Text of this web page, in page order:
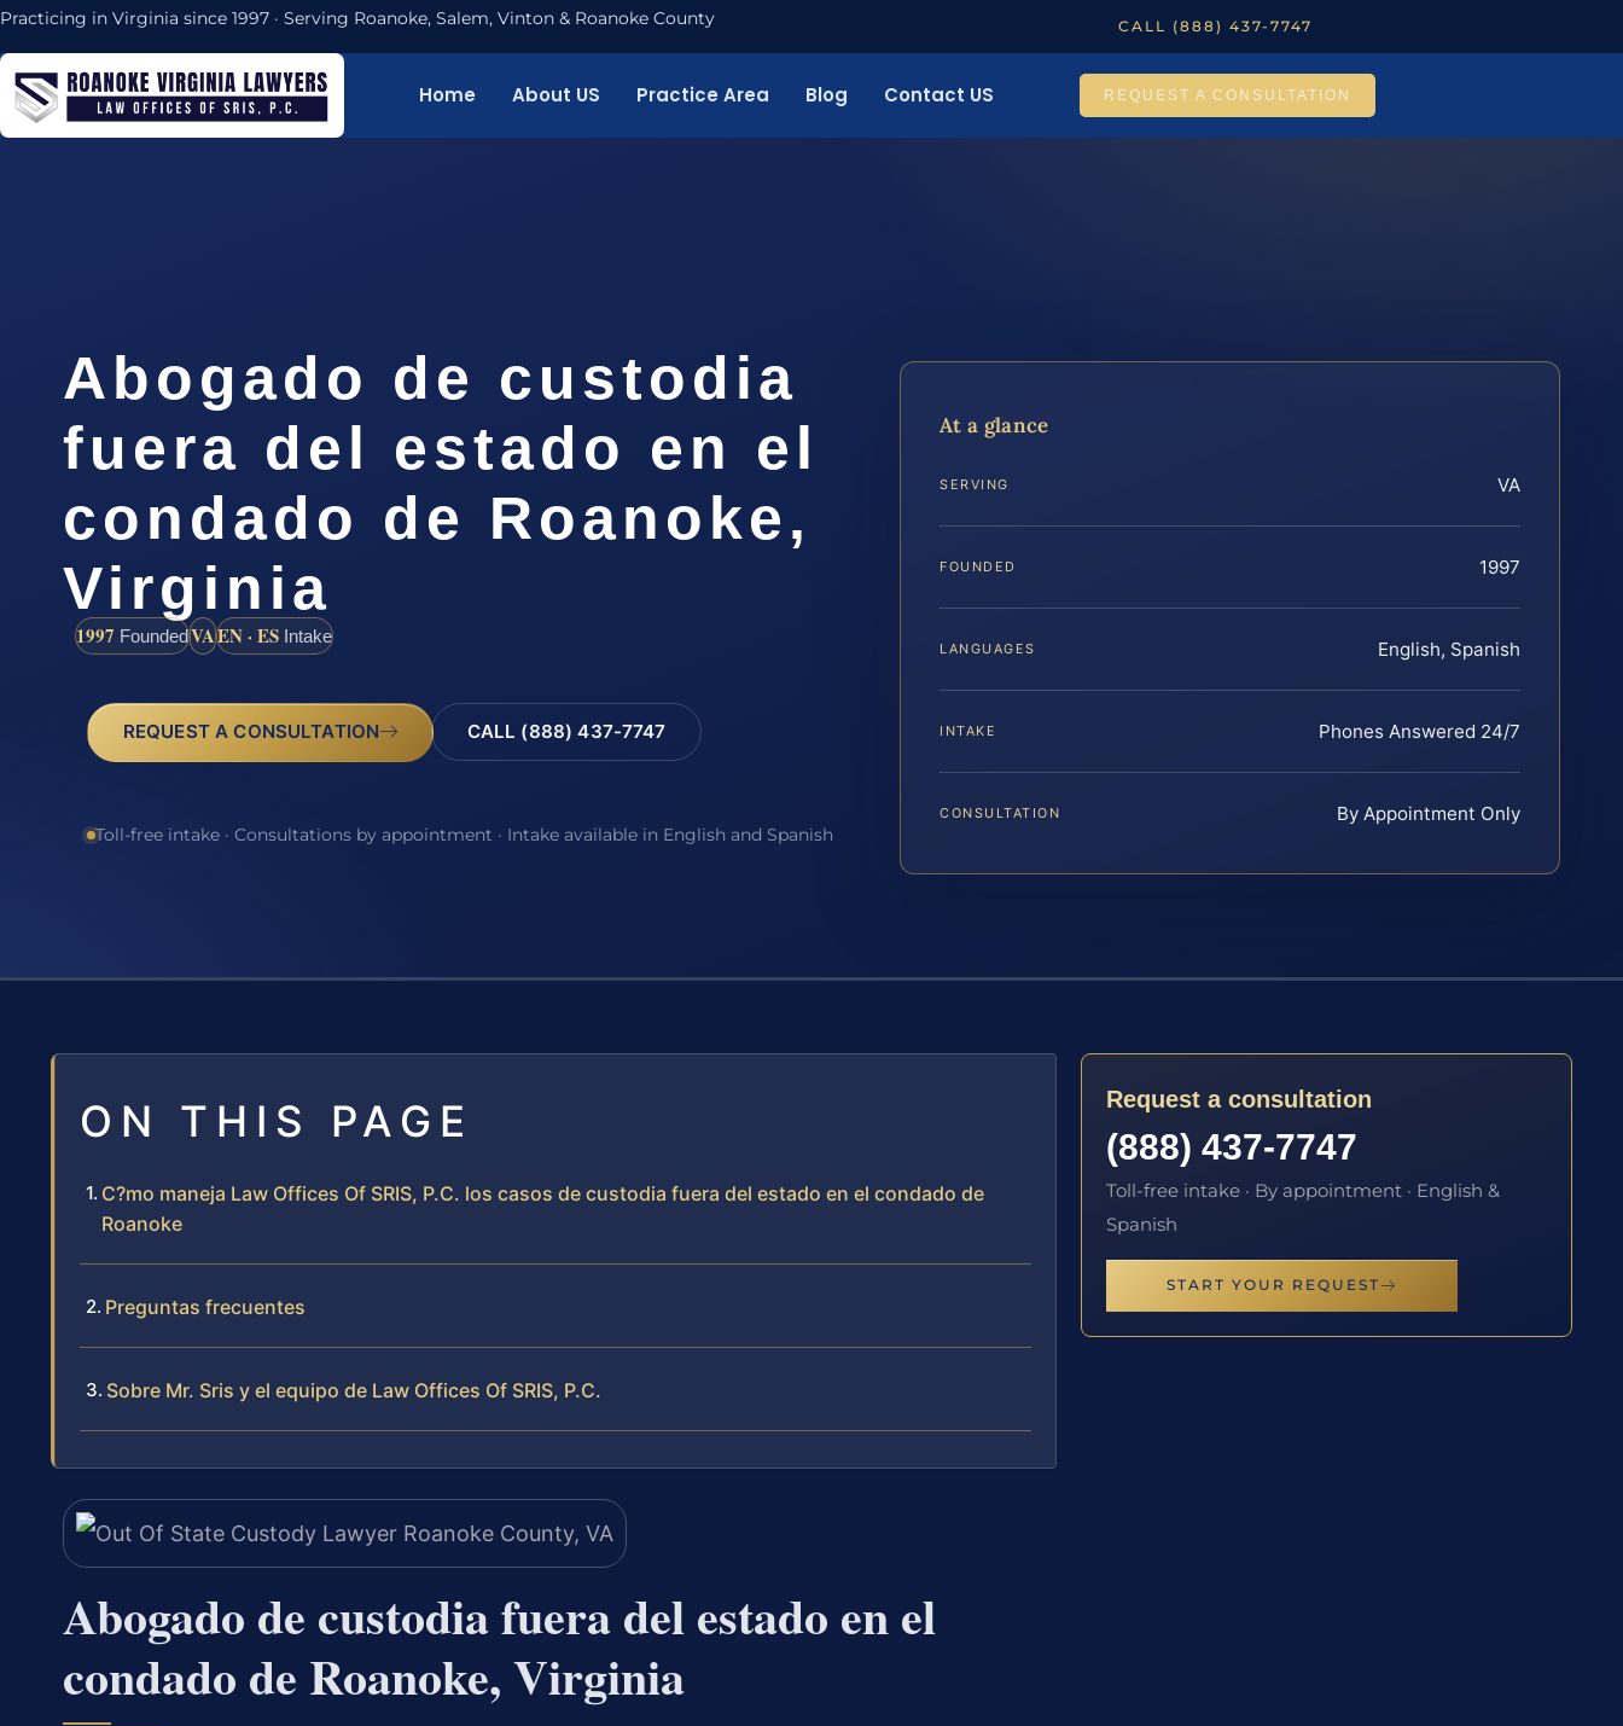
Practicing in Virginia since 1997 · Serving Roanoke, Salem, Vinton & Roanoke County CALL (888) 437-7747
Home About US Practice Area Blog Contact US REQUEST A CONSULTATION
Abogado de custodia
fuera del estado en el
condado de Roanoke,
Virginia
1997 FoundedVAEN · ES Intake
REQUEST A CONSULTATION CALL (888) 437-7747
Toll-free intake · Consultations by appointment · Intake available in English and Spanish
At a glance
SERVING VA
FOUNDED 1997
LANGUAGES English, Spanish
INTAKE Phones Answered 24/7
CONSULTATION By Appointment Only
ON THIS PAGE
C?mo maneja Law Offices Of SRIS, P.C. los casos de custodia fuera del estado en el condado de
Roanoke
Preguntas frecuentes
Sobre Mr. Sris y el equipo de Law Offices Of SRIS, P.C.
Abogado de custodia fuera del estado en el
condado de Roanoke, Virginia
Request a consultation
(888) 437-7747
Toll-free intake · By appointment · English &
Spanish
START YOUR REQUEST